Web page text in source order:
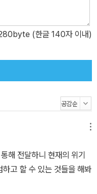
. 집을 나온 어머니에게 이
변덕스러운 어머니 대신
. 직장 동료 레베카의 도움
원사 무리에 가담하는데,
식과 함께 이브6이라는 이
은 조용하고 평화롭게 생활
와해를 앞두게 된다. 렌은
아가지만, 어머니에게 버림
다. 토비는 자신을 추격하
스파에서 일하며 남몰래
(한글 140자 이내)
해 전달하니 현재의 위기
고 할 수 있는 것들을 해봐